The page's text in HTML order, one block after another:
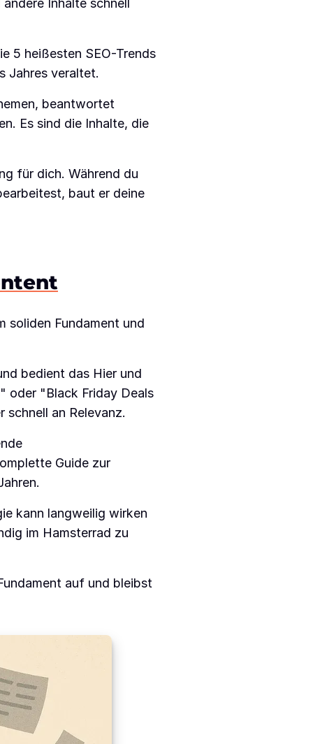
Inhalte schnell
5 heißesten SEO-Trends
Jahres veraltet.
beantwortet
Es sind die Inhalte, die
für dich. Während du
baut er deine
soliden Fundament und
bedient das Hier und
oder "Black Friday Deals
an Relevanz.
Guide zur
kann langweilig wirken
im Hamsterrad zu
auf und bleibst